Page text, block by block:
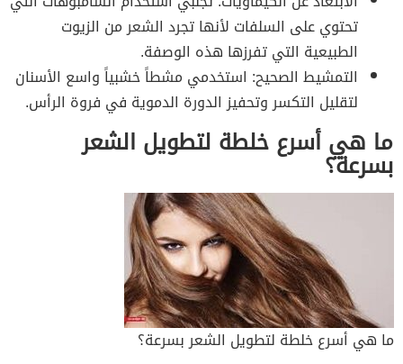
تحتوي على السلفات لأنها تجرد الشعر من الزيوت
الطبيعية التي تفرزها هذه الوصفة.
التمشيط الصحيح: استخدمي مشطاً خشبياً واسع الأسنان
لتقليل التكسر وتحفيز الدورة الدموية في فروة الرأس.
ما هي أسرع خلطة لتطويل الشعر
بسرعة؟
ما هي أسرع خلطة لتطويل الشعر بسرعة؟